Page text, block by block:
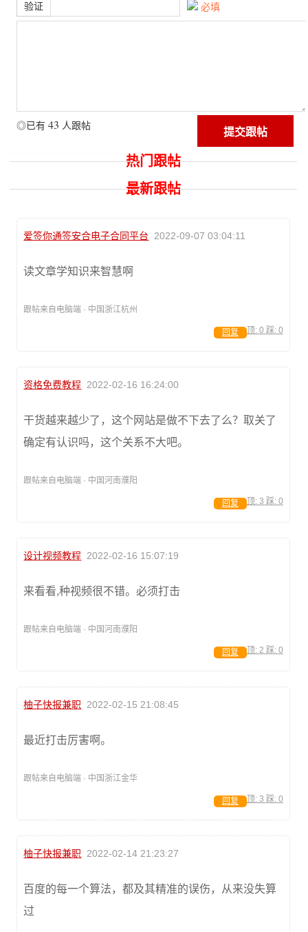
验证 必填
◎已有 43 人跟帖
热门跟帖
最新跟帖
爱签你通签安合电子合同平台 2022-09-07 03:04:11
读文章学知识来智慧啊
跟帖来自电脑端 · 中国浙江杭州
顶: 0 踩: 0
回复
资格免费教程 2022-02-16 16:24:00
干货越来越少了，这个网站是做不下去了么？取关了
确定有认识吗，这个关系不大吧。
跟帖来自电脑端 · 中国河南濮阳
顶: 3 踩: 0
回复
设计视频教程 2022-02-16 15:07:19
来看看,种视频很不错。必须打击
跟帖来自电脑端 · 中国河南濮阳
顶: 2 踩: 0
回复
柚子快报兼职 2022-02-15 21:08:45
最近打击厉害啊。
跟帖来自电脑端 · 中国浙江金华
顶: 3 踩: 0
回复
柚子快报兼职 2022-02-14 21:23:27
百度的每一个算法，都及其精准的误伤，从来没失算
过